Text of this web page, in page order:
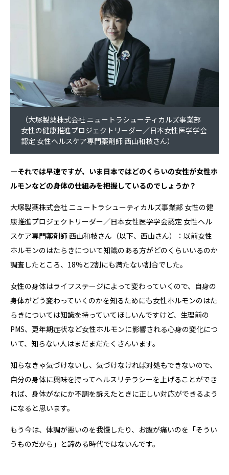
（大塚製薬株式会社 ニュートラシューティカルズ事業部
女性の健康推進プロジェクトリーダー／日本女性医学学会
認定 女性ヘルスケア専門薬剤師 西山和枝さん）
―それでは早速ですが、いま日本ではどのくらいの女性が女性ホ
ルモンなどの身体の仕組みを把握しているのでしょうか？
大塚製薬株式会社 ニュートラシューティカルズ事業部 女性の健
康推進プロジェクトリーダー／日本女性医学学会認定 女性ヘル
スケア専門薬剤師 西山和枝さん（以下、西山さん）：以前女性
ホルモンのはたらきについて知識のある方がどのくらいいるのか
調査したところ、18%と2割にも満たない割合でした。
女性の身体はライフステージによって変わっていくので、自身の
身体がどう変わっていくのかを知るためにも女性ホルモンのはた
らきについては知識を持っていてほしいんですけど、生理前の
PMS、更年期症状など女性ホルモンに影響される心身の変化につ
いて、知らない人はまだまだたくさんいます。
知らなきゃ気づけないし、気づけなければ対処もできないので、
自分の身体に興味を持ってヘルスリテラシーを上げることができ
れば、身体がなにか不調を訴えたときに正しい対応ができるよう
になると思います。
もう今は、体調が悪いのを我慢したり、お腹が痛いのを「そうい
うものだから」と諦める時代ではないんです。